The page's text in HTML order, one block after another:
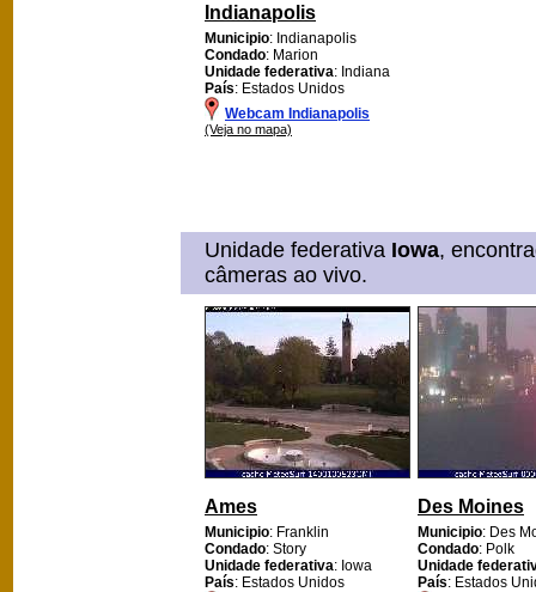
Indianapolis
Municipio: Indianapolis
Condado: Marion
Unidade federativa: Indiana
País: Estados Unidos
Webcam Indianapolis
(Veja no mapa)
Unidade federativa Iowa,
câmeras ao vivo.
Ames
Municipio: Franklin
Condado: Story
Unidade federativa: Iowa
País: Estados Unidos
Des Moines
Municipio: Des
Condado: Polk
Unidade
País: Estados